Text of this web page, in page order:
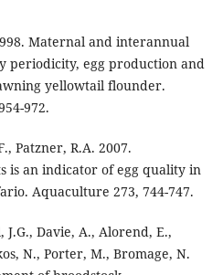
Maternal and interannual
periodicity, egg production and
yellowtail flounder.
972.
Patzner, R.A. 2007.
is an indicator of egg quality in
Aquaculture 273, 744-747.
Davie, A., Alorend, E.,
N., Porter, M., Bromage, N.